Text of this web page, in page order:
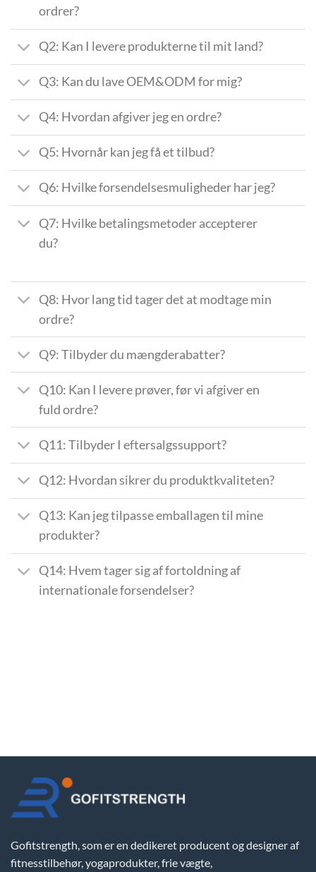
ordrer?
Q2: Kan I levere produkterne til mit land?
Q3: Kan du lave OEM&ODM for mig?
Q4: Hvordan afgiver jeg en ordre?
Q5: Hvornår kan jeg få et tilbud?
Q6: Hvilke forsendelsesmuligheder har jeg?
Q7: Hvilke betalingsmetoder accepterer
du?
Q8: Hvor lang tid tager det at modtage min
ordre?
Q9: Tilbyder du mængderabatter?
Q10: Kan I levere prøver, før vi afgiver en
fuld ordre?
Q11: Tilbyder I eftersalgssupport?
Q12: Hvordan sikrer du produktkvaliteten?
Q13: Kan jeg tilpasse emballagen til mine
produkter?
Q14: Hvem tager sig af fortoldning af
internationale forsendelser?
Gofitstrength, som er en dedikeret producent og designer af
fitnesstilbehør, yogaprodukter, frie vægte,